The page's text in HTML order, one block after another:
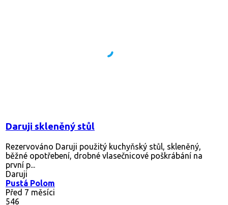
Daruji skleněný stůl
Rezervováno Daruji použitý kuchyňský stůl, skleněný,
běžné opotřebení, drobné vlasečnicové poškrábání na
první p...
Daruji
Pustá Polom
Před 7 měsíci
546